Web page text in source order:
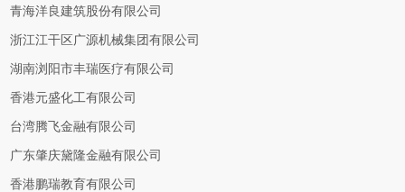
青海洋良建筑股份有限公司
浙江江干区广源机械集团有限公司
湖南浏阳市丰瑞医疗有限公司
香港元盛化工有限公司
台湾腾飞金融有限公司
广东肇庆黛隆金融有限公司
香港鹏瑞教育有限公司